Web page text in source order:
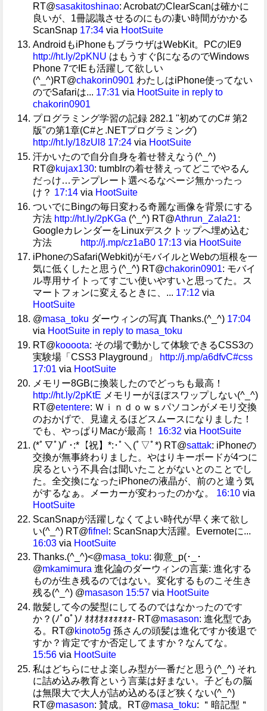
RT@sasakitoshinao: AcrobatのClearScanは確かに
良いが、1冊認識させるのにもの凄い時間がかかる
ScanSnap 17:34 via HootSuite
AndroidもiPhoneもブラウザはWebKit。PCのIE9
http://ht.ly/2pKNU はもうすぐβになるのでWindows
Phone 7でIEも活躍して欲しい
(^_^)RT@chakorin0901 わたしはiPhone使ってない
のでSafariは... 17:31 via HootSuite in reply to
chakorin0901
プログラミング学習の記録 282.1 "初めてのC# 第2
版"の第1章(C#と.NETプログラミング)
http://ht.ly/18zUl8 17:24 via HootSuite
汗かいたので自分自身を着せ替えなう(^_^)
RT@kujax130: tumblrの着せ替えってどこでやるん
だっけ…テンプレート選べるなページ無かったっ
け？ 17:14 via HootSuite
ついでにBingの毎日変わる奇麗な画像を背景にする
方法 http://ht.ly/2pKGa (^_^) RT@Athrun_Zala21:
GoogleカレンダーをLinuxデスクトップへ埋め込む
方法
http://j.mp/cz1aB0 17:13 via HootSuite
iPhoneのSafari(Webkit)がモバイルとWebの垣根を一
気に低くしたと思う(^_^) RT@chakorin0901: モバイ
ル専用サイトってすごい使いやすいと思ってた。ス
マートフォンに変えるときに、... 17:12 via
HootSuite
@masa_toku ダーウィンの写真 Thanks.(^_^) 17:04
via HootSuite in reply to masa_toku
RT@koooota: その場で動かして体験できるCSS3の
実験場「CSS3 Playground」
http://j.mp/a6dfvC#css
17:01 via HootSuite
メモリー8GBに換装したのでどっちも最高！
http://ht.ly/2pKtE メモリーがほぼスワップしない(^_^)
RT@etentere: Ｗｉｎｄｏｗｓパソコンがメモリ交換
のおかげで、見違えるほどスムースになりました！
でも、やっぱりMacが最高！
16:32 via HootSuite
(*ﾟ▽ﾟ)/ﾟ･:*【祝】*:･ﾟ＼(ﾟ▽ﾟ*) RT@sattak: iPhoneの
交換が無事終わりました。やはりキーボードが4つに
戻るという不具合は聞いたことがないとのことでし
た。全交換になったiPhoneの液晶が、前のと違う気
がするなぁ。メーカーが変わったのかな。
16:10 via
HootSuite
ScanSnapが活躍しなくてよい時代が早く来て欲し
い(^_^) RT@fifnel : ScanSnap大活躍。Evernoteに...
16:03 via HootSuite
Thanks.(^_^)<@masa_toku: 御意_p(･_･
@mkamimura 進化論のダーウィンの言葉: 進化する
ものが生き残るのではない。変化するものこそ生き
残る(^_^) @masason 15:57 via HootSuite
散髪して今の髪型にしてるのではなかったのです
か？(ﾉﾟοﾟ)ﾉ ｵｵｵｵｫｫｫｫｫｫ- RT@masason: 進化型であ
る。RT@kinoto5g 孫さんの頭髪は進化ですか後退で
すか？肯定ですか否定してますか？なんてな。
15:56 via HootSuite
私はどちらにせよ楽しみ型が一番だと思う(^_^) それ
に詰め込み教育という言葉は好まない。子どもの脳
は無限大で大人が詰め込めるほど狭くない(^_^)
RT@masason: 賛成。RT@masa_toku: ＂暗記型＂